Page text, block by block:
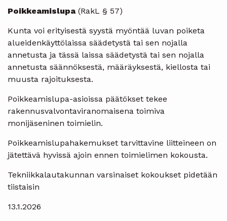
Poikkeamislupa(RakL § 57)
Kunta voi erityisestä syystä myöntää luvan poiketa
alueidenkäyttölaissa säädetystä tai sen nojalla
annetusta ja tässä laissa säädetystä tai sen nojalla
annetusta säännöksestä, määräyksestä, kiellosta tai
muusta rajoituksesta.
Poikkeamislupa-asioissa päätökset tekee
rakennusvalvontaviranomaisena toimiva
monijäseninen toimielin.
Poikkeamislupahakemukset tarvittavine liitteineen on
jätettävä hyvissä ajoin ennen toimielimen kokousta.
Tekniikkalautakunnan varsinaiset kokoukset pidetään
tiistaisin
13.1.2026